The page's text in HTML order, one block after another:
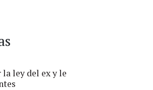
ley del ex y le